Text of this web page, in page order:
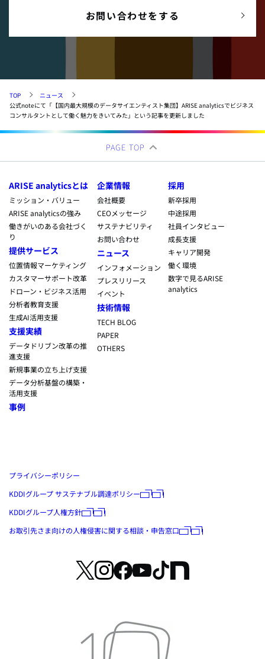
お問い合わせをする
TOP
ニュース
公式noteにて「【国内最大規模のデータサイエンティスト集団】ARISE analyticsでビジネス
コンサルタントとして働く魅力をきいてみた」という記事を更新しました
PAGE TOP
プライバシーポリシー
KDDIグループ サステナブル調達ポリシー
KDDIグループ人権方針
お取引先さま向けの人権侵害に関する相談・申告窓口
ARISE analyticsとは
ミッション・バリュー
ARISE analyticsの強み
働きがいのある会社づく
り
提供サービス
位置情報マーケティング
カスタマーサポート改革
ドローン・ビジネス活用
分析者教育支援
生成AI活用支援
支援実績
データドリブン改革の推
進支援
新規事業の立ち上げ支援
データ分析基盤の構築・
活用支援
事例
企業情報
会社概要
CEOメッセージ
サステナビリティ
お問い合わせ
ニュース
インフォメーション
プレスリリース
イベント
技術情報
TECH BLOG
PAPER
OTHERS
採用
新卒採用
中途採用
社員インタビュー
成長支援
キャリア開発
働く環境
数字で見るARISE
analytics